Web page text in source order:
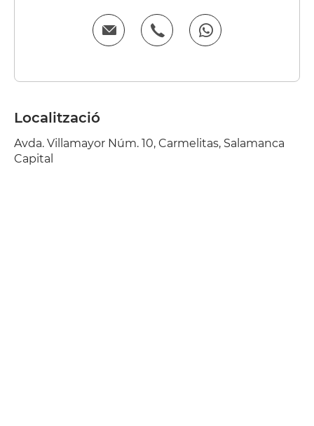
Localització
Avda. Villamayor Núm. 10, Carmelitas, Salamanca
Capital